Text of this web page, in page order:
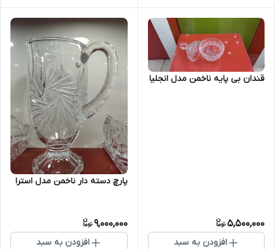
قندان بی پایه ناخمن مدل انجلیا
5,500,000
افزودن به سبد
پارچ دسته دار ناخمن مدل استرا
9,000,000
افزودن به سبد